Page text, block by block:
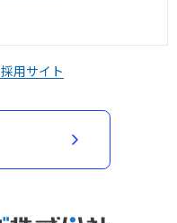
採用サイト